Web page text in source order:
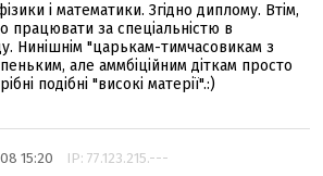
і математики. Згідно диплому. Втім,
працювати за спеціальністю в
Нинішнім "царькам-тимчасовикам з
але аммбіційним діткам просто
подібні "високі матерії".:)
15:20 IP: 77.123.215.---